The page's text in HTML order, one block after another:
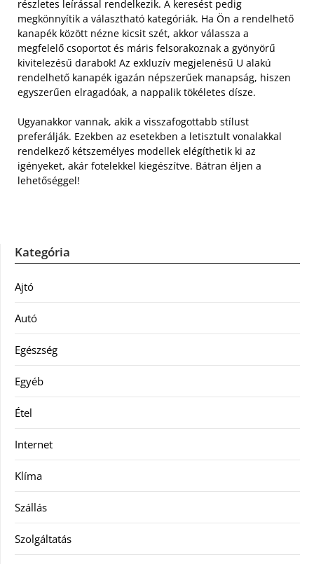
részletes leírással rendelkezik. A keresést pedig
megkönnyítik a választható kategóriák. Ha Ön a rendelhető
kanapék között nézne kicsit szét, akkor válassza a
megfelelő csoportot és máris felsorakoznak a gyönyörű
kivitelezésű darabok! Az exkluzív megjelenésű U alakú
rendelhető kanapék igazán népszerűek manapság, hiszen
egyszerűen elragadóak, a nappalik tökéletes dísze.
Ugyanakkor vannak, akik a visszafogottabb stílust
preferálják. Ezekben az esetekben a letisztult vonalakkal
rendelkező kétszemélyes modellek elégíthetik ki az
igényeket, akár fotelekkel kiegészítve. Bátran éljen a
lehetőséggel!
Kategória
Ajtó
Autó
Egészség
Egyéb
Étel
Internet
Klíma
Szállás
Szolgáltatás